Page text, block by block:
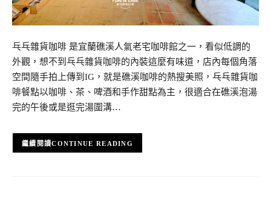
乓乓雜貨咖啡 是宜蘭礁溪人氣老宅咖啡館之一，看似低調的
外觀，想不到乓乓雜貨咖啡的內裝這麼有味道，店內每個角落
空間隨手拍上傳到IG，就是礁溪咖啡的熱搜美照，乓乓雜貨咖
啡餐點以咖啡、茶、啤酒和手作甜點為主，很適合在礁溪泡湯
完的午後或是逛完湯圍溝…
CONTINUE READING